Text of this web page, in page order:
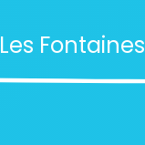
Les Fontaines